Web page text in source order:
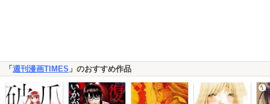
「週刊漫画TIMES 」のおすすめ作品